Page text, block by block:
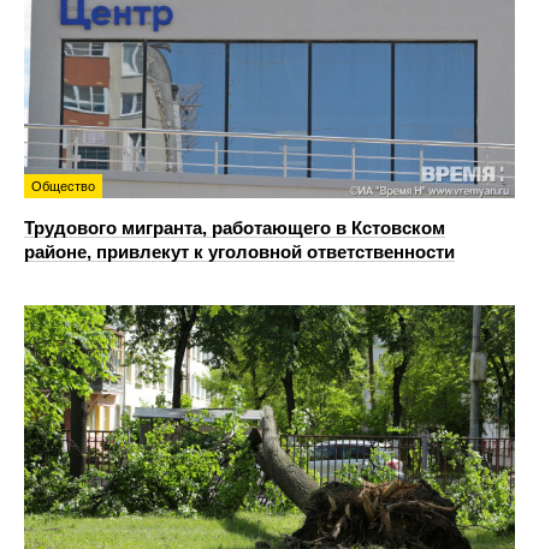
Общество
Трудового мигранта, работающего в Кстовском
районе, привлекут к уголовной ответственности